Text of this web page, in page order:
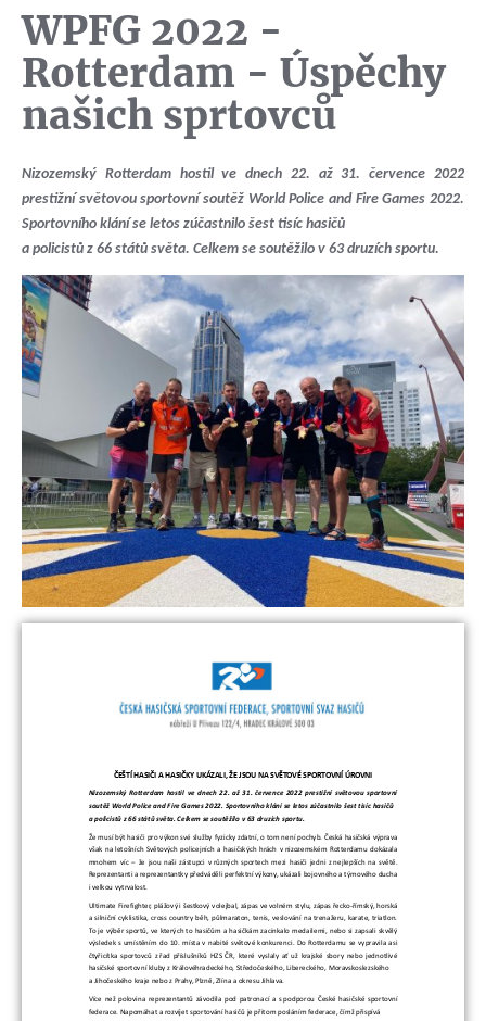
WPFG 2022 -
Rotterdam - Úspěchy
našich sprtovců
Nizozemský Rotterdam hostil ve dnech 22. až 31. července 2022
prestižní světovou sportovní soutěž World Police and Fire Games 2022.
Sportovního klání se letos zúčastnilo šest tisíc hasičů
a policistů z 66 států světa. Celkem se soutěžilo v 63 druzích sportu.